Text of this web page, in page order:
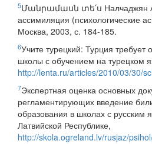
5Մանրամասն տե՛ս Налчаджян
ассимиляция (психологические
Москва, 2003, с. 184-185.
6Учите турецкий: Турция требует
школы с обучением на турецком
http://lenta.ru/articles/2010/03/30/
7Экспертная оценка основных
регламентирующих введение
образования в школах с русским
Латвийской Республике,
http://skola.ogreland.lv/rusjaz/